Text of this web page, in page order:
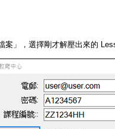
案」，選擇剛才解壓出來的